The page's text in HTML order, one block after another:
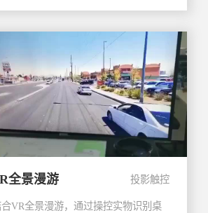
全景漫游 投影触控
VR全景漫游，通过操控实物识别桌